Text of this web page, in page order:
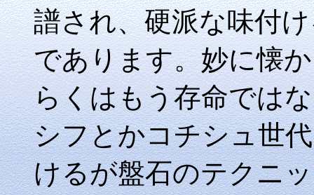
譜され、硬派な味付
であります。妙に懐
らくはもう存命では
シフとかコチシュ世
けるが盤石のテクニ